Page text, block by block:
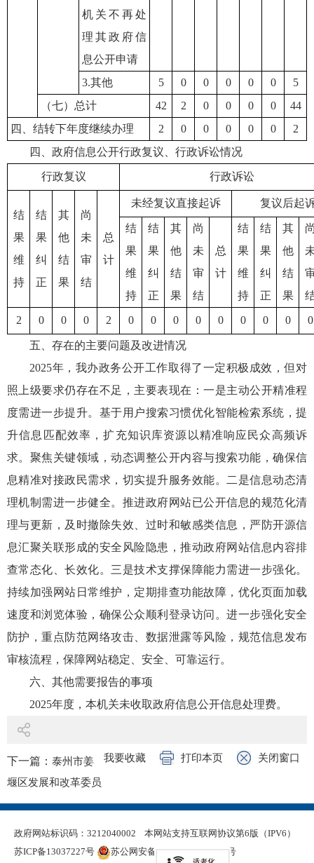
机关不再处
理其政府信
息公开申请
3.其他 5 0 0 0 0 0
5
（七）总计
42 2 0 0 0 0
44
四、结转下年度继续办理
2 0 0 0 0 0
2
四、政府信息公开行政复议、行政诉讼情况
行政复议 行政诉讼
结
果
维
持
结
果
纠
正
其
他
结
果
尚
未
审
结
总
计
未经复议直接起诉 复议后起
结
果
维
持
结
果
纠
正
其
他
结
果
尚
未
审
结
总
计
结
果
维
持
结
果
纠
正
其
他
结
果
2 0 0 0 2 0 0 0 0 0 0 0 0 0
五、存在的主要问题及改进情况
2025年，我办政务公开工作取得了一定积极成效，但对
照上级要求仍存在不足，主要表现在：一是主动公开精准程
度需进一步提升。基于用户搜索习惯优化智能检索系统，提
升信息匹配效率，扩充知识库资源以精准响应民众高频诉
求。聚焦关键领域，动态调整公开内容与搜索功能，确保信
息精准对接政民需求，切实提升服务效能。二是信息动态清
理机制需进一步健全。推进政府网站已公开信息的规范化清
理与更新，及时撤除失效、过时和敏感类信息，严防开源信
息汇聚关联形成的安全风险隐患，推动政府网站信息内容排
查常态化、长效化。三是技术支撑保障能力需进一步强化。
持续加强网站日常维护，定期排查功能故障，优化页面加载
速度和浏览体验，确保公众顺利登录访问。进一步强化安全
防护，重点防范网络攻击、数据泄露等风险，规范信息发布
审核流程，保障网站稳定、安全、可靠运行。
六、其他需要报告的事项
2025年度，本机关未收取政府信息公开信息处理费。
我要收藏 打印本页 关闭窗口
下一篇： 泰州市姜
堰区发展和改革委员
会2025年政府信息公
政府网站标识码：3212040002
本网站支持互联网协议第6版（IPV6）
苏ICP备13037227号
苏公网安备 32120402000321号